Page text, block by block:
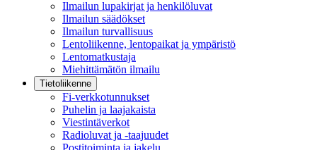
Ilmailun lupakirjat ja henkilöluvat
Ilmailun säädökset
Ilmailun turvallisuus
Lentoliikenne, lentopaikat ja ympäristö
Lentomatkustaja
Miehittämätön ilmailu
Tietoliikenne
Fi-verkkotunnukset
Puhelin ja laajakaista
Viestintäverkot
Radioluvat ja -taajuudet
Postitoiminta ja jakelu